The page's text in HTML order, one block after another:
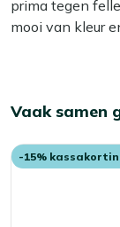
prima tegen
mooi van kleur
Vaak samen
-15%